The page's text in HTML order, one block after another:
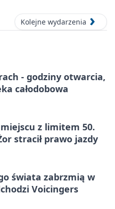
Kolejne wydarzenia
- godziny otwarcia,
całodobowa
z limitem 50.
stracił prawo jazdy
świata zabrzmią w
Voicingers